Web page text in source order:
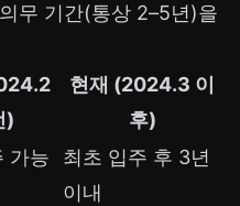
무 기간(통상 2–5년)을
)
현재 (2024.3 이
후)
가능
최초 입주 후 3년
이내